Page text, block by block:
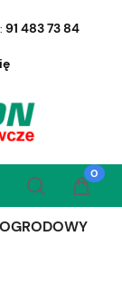
91 483 73 84